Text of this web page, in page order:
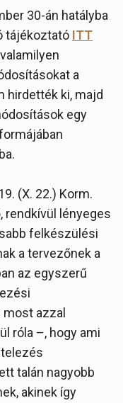
30-án hatályba
tájékoztató ITT
a
hirdették ki, majd
egy
(X. 22.) Korm.
rendkívül lényeges
felkészülési
a tervezőnek a
az egyszerű
azzal
róla –, hogy ami
talán nagyobb
akinek így